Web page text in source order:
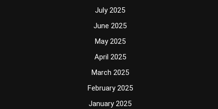
July 2025
June 2025
May 2025
April 2025
March 2025
February 2025
January 2025